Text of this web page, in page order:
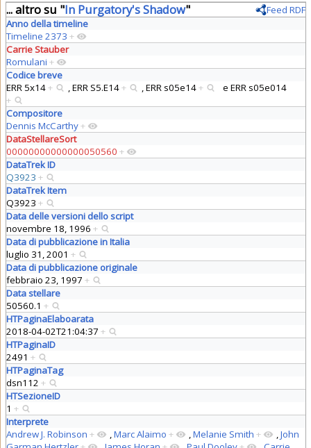
... altro su "In Purgatory's Shadow"
Feed RDF
Anno della timeline
Timeline 2373 +
Carrie Stauber
Romulani +
Codice breve
ERR 5x14+ ,ERR S5.E14+ ,ERR s05e14+ e ERR s05e014
+
Compositore
Dennis McCarthy+
DataStellareSort
00000000000000050560 +
DataTrek ID
Q3923 +
DataTrek Item
Q3923 +
Data delle versioni dello script
novembre 18, 1996 +
Data di pubblicazione in Italia
luglio 31, 2001 +
Data di pubblicazione originale
febbraio 23, 1997 +
Data stellare
50560.1 +
HTPaginaElaboarata
2018-04-02T21:04:37 +
HTPaginaID
2491 +
HTPaginaTag
dsn112 +
HTSezioneID
1 +
Interprete
Andrew J. Robinson + ,Marc Alaimo + ,Melanie Smith + ,John